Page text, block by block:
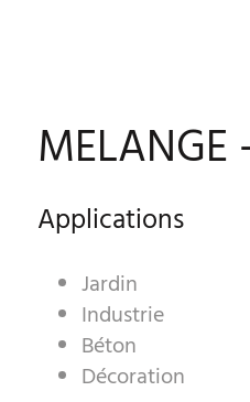
Applications
Jardin
Industrie
Béton
Décoration